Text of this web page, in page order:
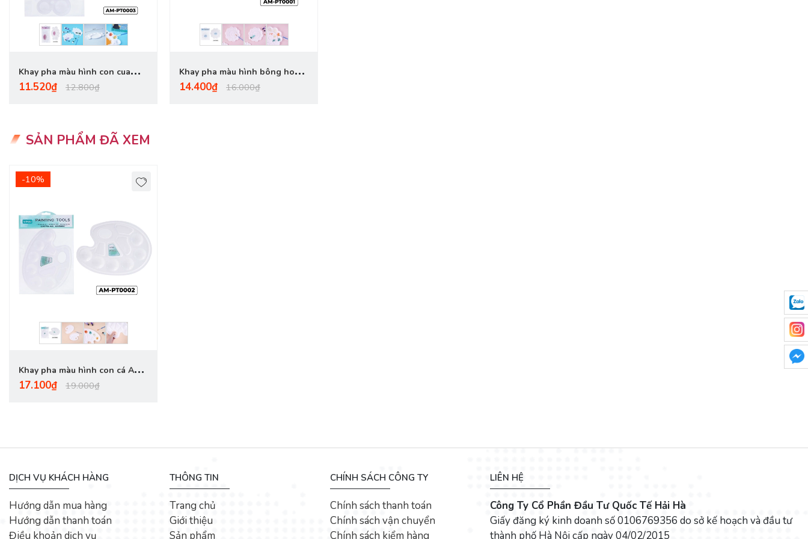
Khay pha màu hình con cua
AM-PT0003
11.520₫ 12.800₫
Khay pha màu hình bông hoa
AM-PT0001
14.400₫ 16.000₫
SẢN PHẨM ĐÃ XEM
-10%
Khay pha màu hình con cá AM-
PT0002
17.100₫ 19.000₫
DỊCH VỤ KHÁCH HÀNG
Hướng dẫn mua hàng
Hướng dẫn thanh toán
Điều khoản dịch vụ
THÔNG TIN
Trang chủ
Giới thiệu
Sản phẩm
CHÍNH SÁCH CÔNG TY
Chính sách thanh toán
Chính sách vận chuyển
Chính sách kiểm hàng
LIÊN HỆ
Công Ty Cổ Phần Đầu Tư Quốc Tế Hải Hà
Giấy đăng ký kinh doanh số 0106769356 do sở kế hoạch và đầu tư
thành phố Hà Nội cấp ngày 04/02/2015